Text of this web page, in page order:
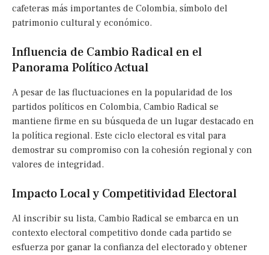
cafeteras más importantes de Colombia, símbolo del
patrimonio cultural y económico.
Influencia de Cambio Radical en el
Panorama Político Actual
A pesar de las fluctuaciones en la popularidad de los
partidos políticos en Colombia, Cambio Radical se
mantiene firme en su búsqueda de un lugar destacado en
la política regional. Este ciclo electoral es vital para
demostrar su compromiso con la cohesión regional y con
valores de integridad.
Impacto Local y Competitividad Electoral
Al inscribir su lista, Cambio Radical se embarca en un
contexto electoral competitivo donde cada partido se
esfuerza por ganar la confianza del electorado y obtener